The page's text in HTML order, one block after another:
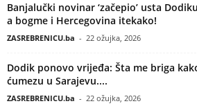
Banjalučki novinar ‘začepio’ usta
a bogme i Hercegovina itekako!
ZASREBRENICU.ba - 22 ožujka, 2026
Dodik ponovo vrijeđa: Šta me briga
ćumezu u Sarajevu....
ZASREBRENICU.ba - 22 ožujka, 2026